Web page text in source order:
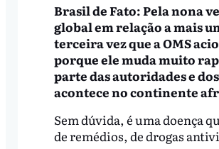
Brasil de Fato: Pela nona
global em relação a mais
terceira vez que a OMS
porque ele muda muito
parte das autoridades e
acontece no continente
Sem dúvida, é uma doença
de remédios, de drogas